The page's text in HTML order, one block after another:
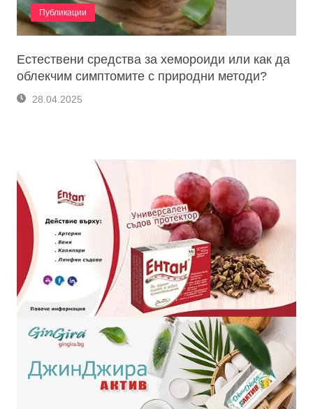
Публикации
Естествени средства за хемороиди или как да
облекчим симптомите с природни методи?
28.04.2025